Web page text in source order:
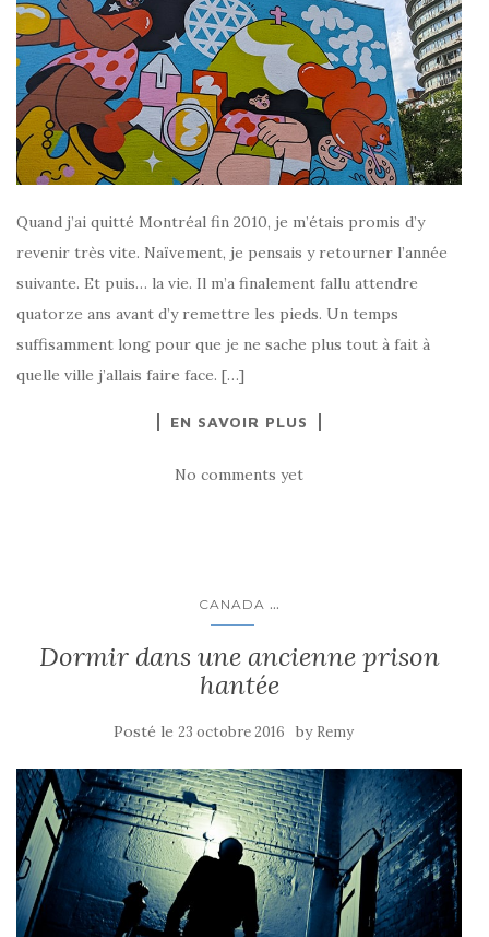
Quand j’ai quitté Montréal fin 2010, je m’étais promis d’y
revenir très vite. Naïvement, je pensais y retourner l’année
suivante. Et puis… la vie. Il m’a finalement fallu attendre
quatorze ans avant d’y remettre les pieds. Un temps
suffisamment long pour que je ne sache plus tout à fait à
quelle ville j’allais faire face. […]
EN SAVOIR PLUS
No comments yet
CANADA ...
Dormir dans une ancienne prison
hantée
Posté le 23 octobre 2016 by Remy